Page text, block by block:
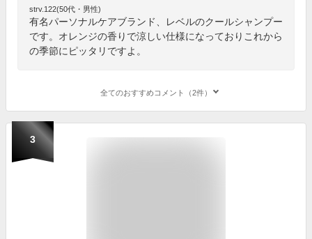
strv.122(50代・男性)
有名パーソナルケアブランド、レベルのクールシャンプー
です。オレンジの香りで涼しい仕様になっておりこれから
の季節にピッタリですよ。
全てのおすすめコメント（2件）
3